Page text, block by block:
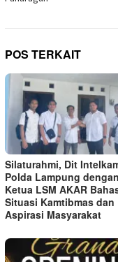
POS TERKAIT
Silaturahmi, Dit
Polda Lampung dengan
Ketua LSM AKAR
Situasi Kamtibmas dan
Aspirasi Masyarakat